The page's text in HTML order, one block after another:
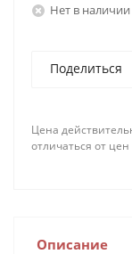
Нет в наличии
Поделиться
Цена
отличаться от
Описание